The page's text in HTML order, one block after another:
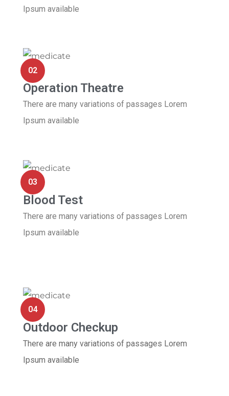
Ipsum available
02
Operation Theatre
There are many variations of passages Lorem
Ipsum available
03
Blood Test
There are many variations of passages Lorem
Ipsum available
04
Outdoor Checkup
There are many variations of passages Lorem
Ipsum available